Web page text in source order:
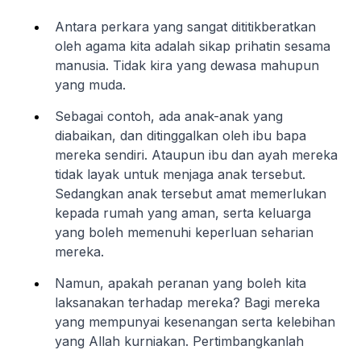
Antara perkara yang sangat dititikberatkan
oleh agama kita adalah sikap prihatin sesama
manusia. Tidak kira yang dewasa mahupun
yang muda.
Sebagai contoh, ada anak-anak yang
diabaikan, dan ditinggalkan oleh ibu bapa
mereka sendiri. Ataupun ibu dan ayah mereka
tidak layak untuk menjaga anak tersebut.
Sedangkan anak tersebut amat memerlukan
kepada rumah yang aman, serta keluarga
yang boleh memenuhi keperluan seharian
mereka.
Namun, apakah peranan yang boleh kita
laksanakan terhadap mereka? Bagi mereka
yang mempunyai kesenangan serta kelebihan
yang Allah kurniakan. Pertimbangkanlah